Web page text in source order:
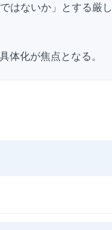
はないか」とする厳し
体化が焦点となる。